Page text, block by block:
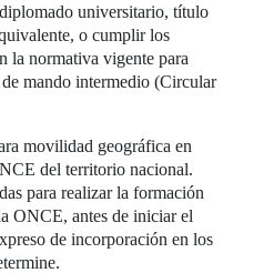
universitario, título
o cumplir los
la normativa vigente para
de mando intermedio (Circular
movilidad geográfica en
del territorio nacional.
para realizar la formación
ONCE, antes de iniciar el
de incorporación en los